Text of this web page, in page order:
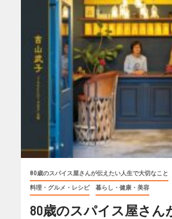
80歳のスパイス屋さんが伝えたい人生で大切なこと
料理・グルメ・レシピ 暮らし・健康・美容
80歳のスパイス屋さん